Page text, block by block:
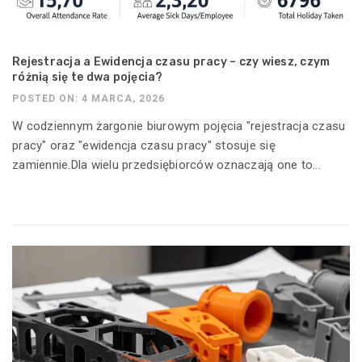
Rejestracja a Ewidencja czasu pracy – czy wiesz, czym
różnią się te dwa pojęcia?
POSTED ON: 4 MARCA, 2026
W codziennym żargonie biurowym pojęcia "rejestracja czasu
pracy" oraz "ewidencja czasu pracy" stosuje się
zamiennie.Dla wielu przedsiębiorców oznaczają one to...